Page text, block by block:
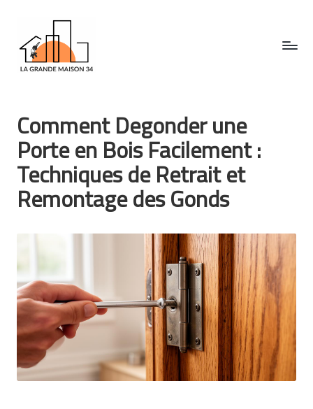
content
L
a
g
ra
n
d
e
m
ai
s
o
n
3
Comment Degonder une
Porte en Bois Facilement :
Techniques de Retrait et
Remontage des Gonds